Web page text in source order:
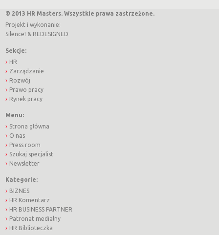
© 2013 HR Masters. Wszystkie prawa zastrzeżone.
Projekt i wykonanie:
Silence! & REDESIGNED
Sekcje:
HR
Zarządzanie
Rozwój
Prawo pracy
Rynek pracy
Menu:
Strona główna
O nas
Press room
Szukaj specjalist
Newsletter
Kategorie:
BIZNES
HR Komentarz
HR BUSINESS PARTNER
Patronat medialny
HR Biblioteczka